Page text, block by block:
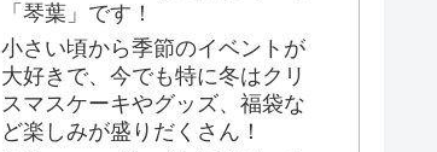
「琴葉」です！
小さい頃から季節のイベントが
大好きで、今でも特に冬はクリ
スマスケーキやグッズ、福袋な
ど楽しみが盛りだくさん！